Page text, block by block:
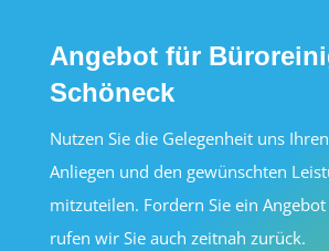
Angebot für
Schöneck
Nutzen Sie die Gelegenheit uns
Anliegen und den gewünschten
mitzuteilen. Fordern Sie ein
rufen wir Sie auch zeitnah zurück.